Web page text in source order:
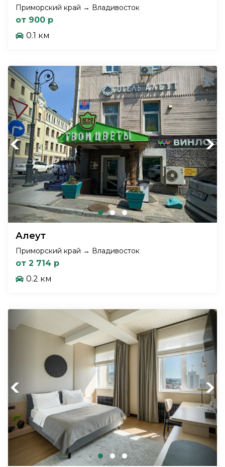
Приморский край → Владивосток
от 900 р
0.1 км
Previous Next
Алеут
Приморский край → Владивосток
от 2 714 р
0.2 км
Previous Next